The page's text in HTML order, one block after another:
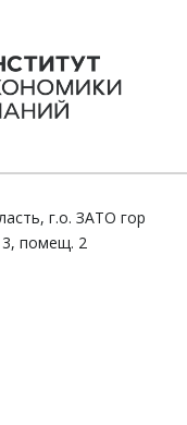
г.о. ЗАТО гор
3, помещ. 2